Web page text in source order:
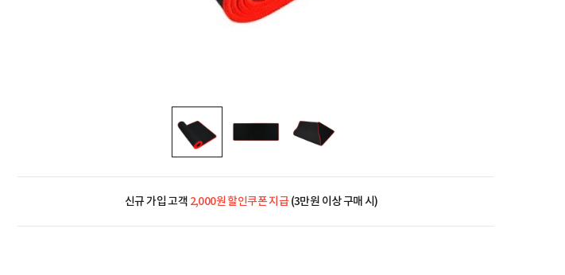
신규 가입 고객 2,000원 할인쿠폰 지급(3만원 이상 구매 시)